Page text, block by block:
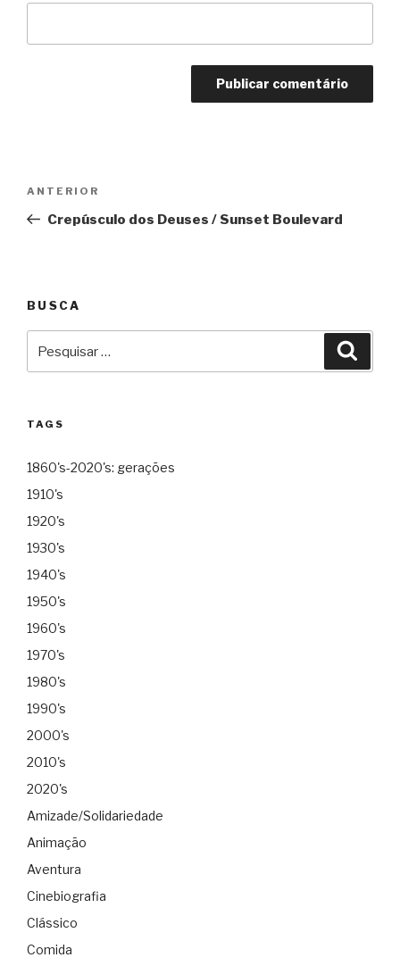
Post
Anterior
ANTERIOR
Crepúsculo dos Deuses / Sunset Boulevard
BUSCA
por:
TAGS
1860's-2020's: gerações
1910's
1920's
1930's
1940's
1950's
1960's
1970's
1980's
1990's
2000's
2010's
2020's
Amizade/Solidariedade
Animação
Aventura
Cinebiografia
Clássico
Comida